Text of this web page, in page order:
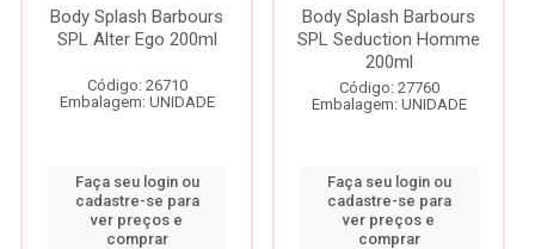
Body Splash Barbours
SPL Alter Ego 200ml
Código: 26710
Embalagem: UNIDADE
Faça seu login ou
cadastre-se para
ver preços e
comprar
Body Splash Barbours
SPL Seduction Homme
200ml
Código: 27760
Embalagem: UNIDADE
Faça seu login ou
cadastre-se para
ver preços e
comprar